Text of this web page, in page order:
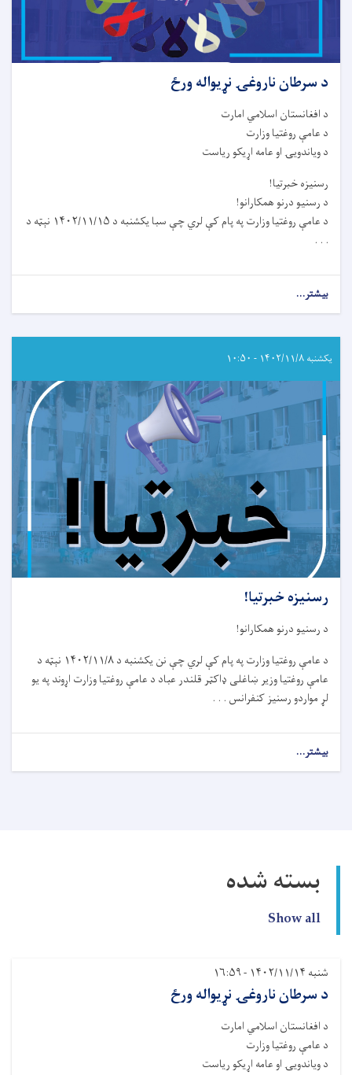
د سرطان ناروغۍ نړیواله ورځ
د افغانستان اسلامي امارت
د عامې روغتیا وزارت
د ویاندویۍ او عامه اړیکو ریاست
رسنیزه خبرتیا!
د رسنیو درنو همکارانو!
د عامې روغتیا وزارت په پام کې لري چې سبا یکشنبه د ۱۴۰۲/۱۱/۱۵ نېټه د
. . .
بیشتر...
د
ناروغۍ
نړیواله
یکشنبه ۱۴۰۲/۱۱/۸ - ۱۰:۵۰
رسنیزه خبرتیا!
د رسنیو درنو همکارانو!
د عامې روغتیا وزارت په پام کې لري چې نن يکشنبه د ۱۴۰۲/۱۱/۸ نېټه د
عامې روغتيا وزير ښاغلی ډاکټر قلندر عباد د عامې روغتيا وزارت اړوند په يو
لړ مواردو رسنيز کنفرانس . . .
بیشتر...
رسنیزه
بسته شده
Show all
شنبه ۱۴۰۲/۱۱/۱۴ - ۱۶:۵۹
د سرطان ناروغۍ نړیواله ورځ
د افغانستان اسلامي امارت
د عامې روغتیا وزارت
د ویاندویۍ او عامه اړیکو ریاست